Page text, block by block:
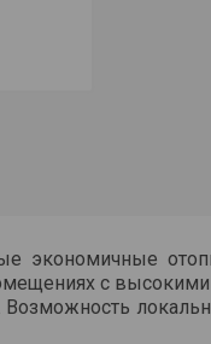
экономичные
с